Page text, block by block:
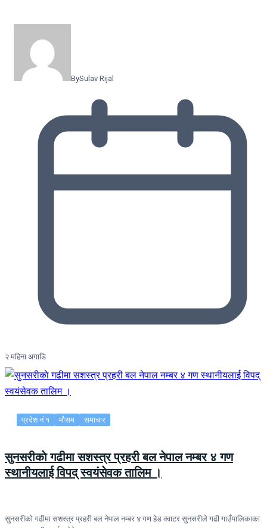
BySulav Rijal
२ महिना अगाडि
प्रदेश नं १ मौसम समाचार
सुनसरीकाे गढीमा सशस्त्र प्रहरी बल नेपाल नम्बर ४ गण
स्थानीयलाई विपद् स्वयंसेवक तालिम ।
सुनसरीकाे गढीमा सशस्त्र प्रहरी बल नेपाल नम्बर ४ गण हेड क्वाटर सुनसरीले गढी गाउँपालिकाका